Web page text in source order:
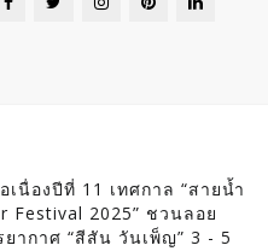
นื่องปีที่ 11 เทศกาล “สายน้ำ
Festival 2025” ชวนลอย
ากาศ “สีสัน วันเพ็ญ” 3 - 5